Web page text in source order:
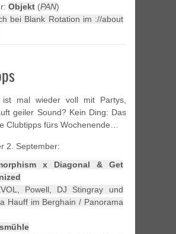
Objekt (PAN)
bei Blank Rotation im ://about
ist mal wieder voll mit Partys,
geiler Sound? Kein Ding: Das
Clubtipps fürs Wochenende…
2. September:
x Diagonal & Get
Powell, DJ Stingray und
Hauff im Berghain / Panorama